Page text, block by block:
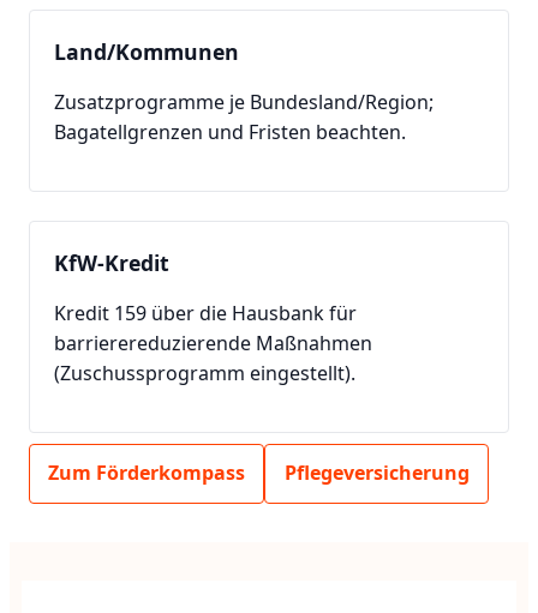
Land/Kommunen
Zusatzprogramme je Bundesland/Region;
Bagatellgrenzen und Fristen beachten.
KfW-Kredit
Kredit 159 über die Hausbank für
barrierereduzierende Maßnahmen
(Zuschussprogramm eingestellt).
Zum Förderkompass Pflegeversicherung